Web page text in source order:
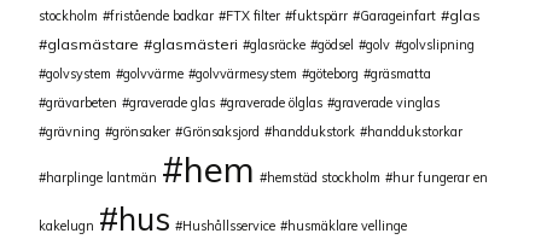
stockholm
fristående badkar FTX filter fuktspärr Garageinfart
glas
glasmästare
glasmästeri glasräcke gödsel golv
golvslipning
golvsystem
golvvärme golvvärmesystem göteborg
gräsmatta
grävarbeten
graverade glas graverade ölglas
graverade vinglas
grävning
grönsaker Grönsaksjord handdukstork handdukstorkar
harplinge lantmän hem hemstäd stockholm hur fungerar en
kakelugn hus Hushållsservice husmäklare vellinge